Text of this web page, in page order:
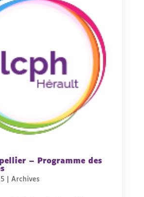
– Programme des
| Archives